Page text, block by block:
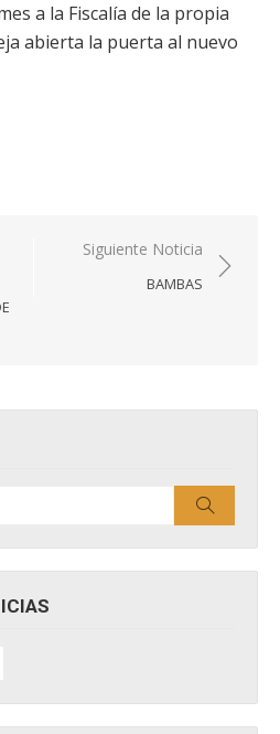
a la Fiscalía de la propia
abierta la puerta al nuevo
Siguiente Noticia
BAMBAS